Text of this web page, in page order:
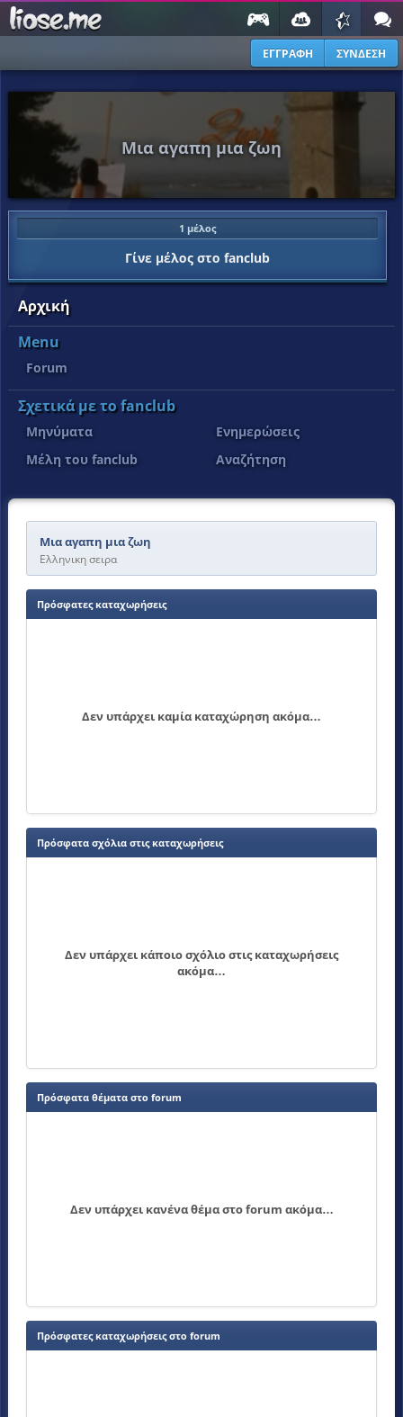
ΕΓΓΡΑΦΗ ΣΥΝΔΕΣΗ
Μια αγαπη μια ζωη
1 μέλος
Γίνε μέλος στο fanclub
Αρχική
Menu
Forum
Σχετικά με το fanclub
Μηνύματα
Ενημερώσεις
Μέλη του fanclub
Αναζήτηση
Μια αγαπη μια ζωη
Ελληνικη σειρα
Πρόσφατες καταχωρήσεις
Δεν υπάρχει καμία καταχώρηση ακόμα…
Πρόσφατα σχόλια στις καταχωρήσεις
Δεν υπάρχει κάποιο σχόλιο στις καταχωρήσεις
ακόμα…
Πρόσφατα θέματα στο forum
Δεν υπάρχει κανένα θέμα στο forum ακόμα…
Πρόσφατες καταχωρήσεις στο forum